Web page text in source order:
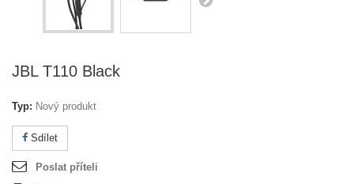
JBL T110 Black
Typ: Nový produkt
Sdílet
Poslat příteli